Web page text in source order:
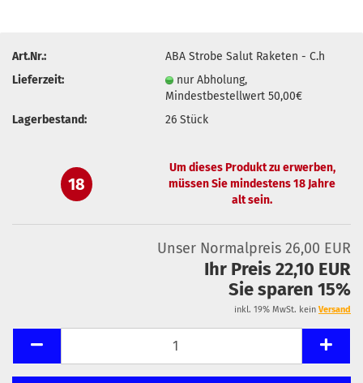
Art.Nr.:
ABA Strobe Salut Raketen - C.h
Lieferzeit:
nur Abholung,
Mindestbestellwert 50,00€
Lagerbestand:
26Stück
18
Um dieses Produkt zu erwerben,
müssen Sie mindestens 18 Jahre
alt sein.
Unser Normalpreis 26,00 EUR
Ihr Preis 22,10 EUR
Sie sparen 15%
inkl. 19% MwSt. kein Versand